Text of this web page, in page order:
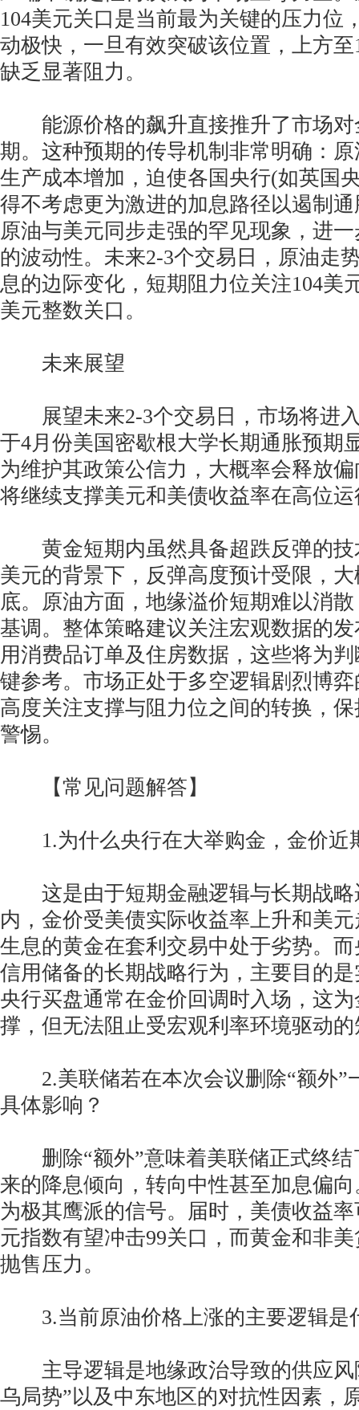
104美元关口是当前最为关键的压力位
动极快，一旦有效突破该位置，上方
缺乏显著阻力。
能源价格的飙升直接推升了市场对
期。这种预期的传导机制非常明确：
生产成本增加，迫使各国央行(如英国
得不考虑更为激进的加息路径以遏制
原油与美元同步走强的罕见现象，进
的波动性。未来2-3个交易日，原油走
息的边际变化，短期阻力位关注104美
美元整数关口。
未来展望
展望未来2-3个交易日，市场将进入
于4月份美国密歇根大学长期通胀预期
为维护其政策公信力，大概率会释放
将继续支撑美元和美债收益率在高位
黄金短期内虽然具备超跌反弹的技
美元的背景下，反弹高度预计受限，
底。原油方面，地缘溢价短期难以消
基调。整体策略建议关注宏观数据的
用消费品订单及住房数据，这些将为
键参考。市场正处于多空逻辑剧烈博
高度关注支撑与阻力位之间的转换，
警惕。
【常见问题解答】
1.为什么央行在大举购金，金价近
这是由于短期金融逻辑与长期战略
内，金价受美债实际收益率上升和美
生息的黄金在套利交易中处于劣势。
信用储备的长期战略行为，主要目的
央行买盘通常在金价回调时入场，这
撑，但无法阻止受宏观利率环境驱动
2.美联储若在本次会议删除“额外”
具体影响？
删除“额外”意味着美联储正式终结
来的降息倾向，转向中性甚至加息偏
为极其鹰派的信号。届时，美债收益
元指数有望冲击99关口，而黄金和非
抛售压力。
3.当前原油价格上涨的主要逻辑是
主导逻辑是地缘政治导致的供应风
乌局势”以及中东地区的对抗性因素，